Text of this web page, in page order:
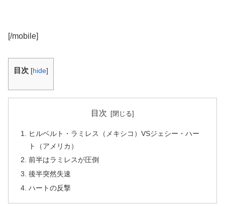
[/mobile]
目次 [hide]
目次
ヒルベルト・ラミレス（メキシコ）VSジェシー・ハー
ト（アメリカ）
前半はラミレスが圧倒
後半突然失速
ハートの反撃